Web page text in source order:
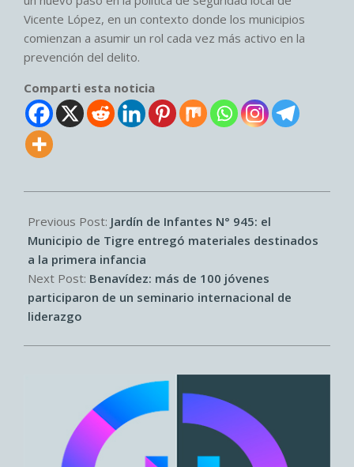
Vicente López, en un contexto donde los municipios
comienzan a asumir un rol cada vez más activo en la
prevención del delito.
Comparti esta noticia
04-
15
Previous Post: Jardín de Infantes N° 945: el
Municipio de Tigre entregó materiales destinados
a la primera infancia
Next Post: Benavídez: más de 100 jóvenes
participaron de un seminario internacional de
liderazgo